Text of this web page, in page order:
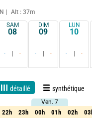
Alt : 37m
SAM
08
- -
DIM
09
- -
LUN
10
- -
détaillé synthétique
Fiabilité 80%
Ven. 7
22h 23h 00h 01h 02h
Ven. 7
22h 23h 00h 01h 02h